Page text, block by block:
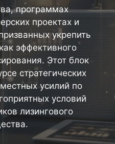
программах
проектах и
укрепить
эффективного
Этот блок
стратегических
усилий по
условий
лизингового